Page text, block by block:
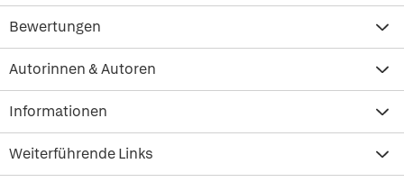
Bewertungen
Autorinnen & Autoren
Informationen
Weiterführende Links